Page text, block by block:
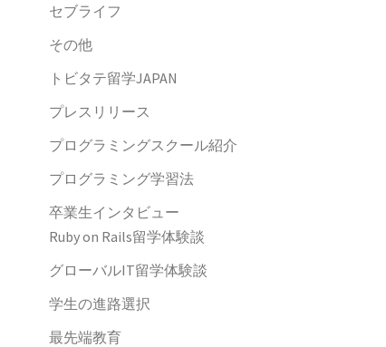
セブライフ
その他
トビタテ留学JAPAN
プレスリリース
プログラミングスクール紹介
プログラミング学習法
卒業生インタビュー
Ruby on Rails留学体験談
グローバルIT留学体験談
学生の進路選択
最先端教育